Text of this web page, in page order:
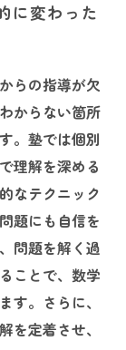
に変わった
らの指導が欠
からない箇所
。塾では個別
理解を深める
なテクニック
題にも自信を
問題を解く過
ことで、数学
す。さらに、
を定着させ、